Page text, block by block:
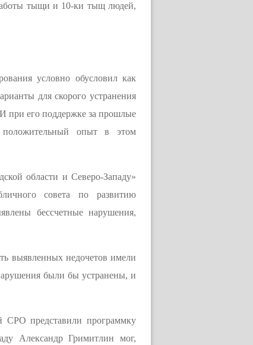
тыщи и 10-ки тыщ людей,
условно обусловил как
для скорого устранения
при его поддержке за прошлые
положительный опыт в этом
области и Северо-Западу»
совета по развитию
бессчетные нарушения,
выявленных недочетов имели
были бы устранены, и
представили программку
Александр Гримитлин мог,